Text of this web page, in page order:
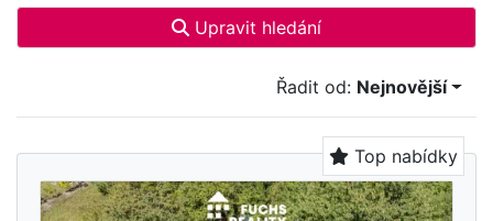
Upravit hledání
Řadit od: Nejnovější
Top nabídky